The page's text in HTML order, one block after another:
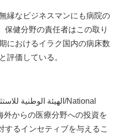
縁なビジネスマンにも病院の
保健分野の責任者はこの取り
におけるイラク国内の病床数
評価している。
外からの医療分野への投資を
するインセティブを与えるこ